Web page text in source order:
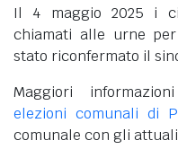
Il 4 maggio 2025 i
chiamati alle urne
stato riconfermato il
Maggiori
elezioni comunali di
comunale con gli attuali